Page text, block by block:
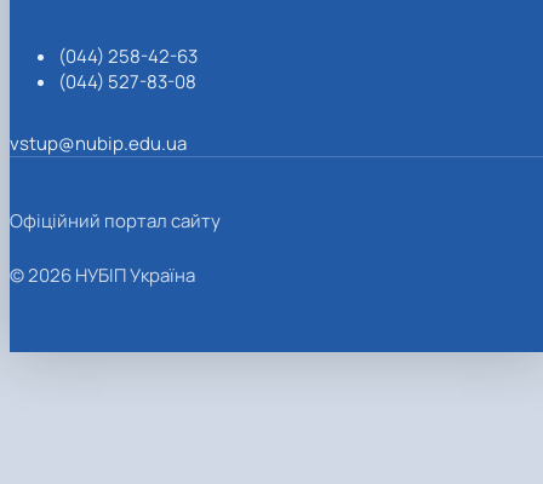
(044) 258-42-63
(044) 527-83-08
vstup@nubip.edu.ua
Офіційний портал сайту
© 2026 НУБІП Україна